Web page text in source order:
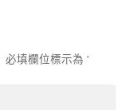
必填欄位標示為 *